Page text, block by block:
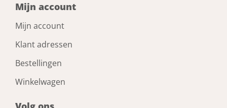
Mijn account
Mijn account
Klant adressen
Bestellingen
Winkelwagen